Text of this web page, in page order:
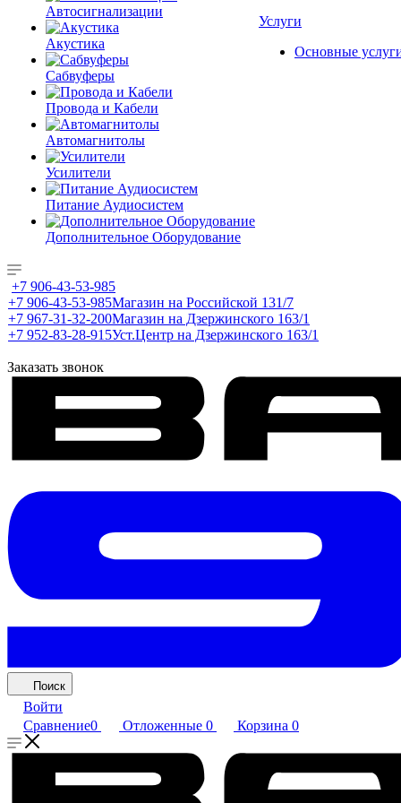
Автосигнализации
Акустика
Сабвуферы
Провода и Кабели
Автомагнитолы
Усилители
Питание Аудиосистем
Дополнительное Оборудование
Услуги
Основные
+7 906-43-53-985
+7 906-43-53-985Магазин на Российской 131/7
+7 967-31-32-200Магазин на Дзержинского 163/1
+7 952-83-28-915Уст.Центр на Дзержинского 163/1
Заказать звонок
Поиск
Войти
Сравнение0 Отложенные 0 Корзина 0